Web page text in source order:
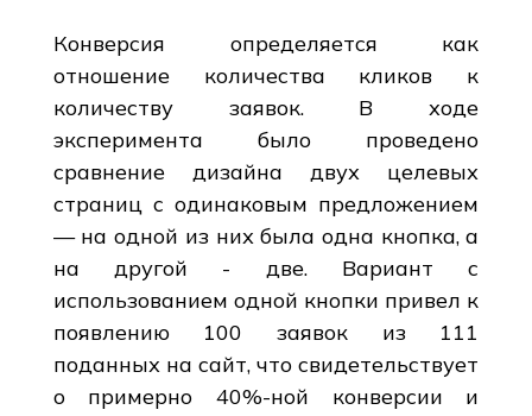
Конверсия определяется как
отношение количества кликов к
количеству заявок. В ходе
эксперимента было проведено
сравнение дизайна двух целевых
страниц с одинаковым предложением
— на одной из них была одна кнопка, а
на другой - две. Вариант с
использованием одной кнопки привел к
появлению 100 заявок из 111
поданных на сайт, что свидетельствует
о примерно 40%-ной конверсии и